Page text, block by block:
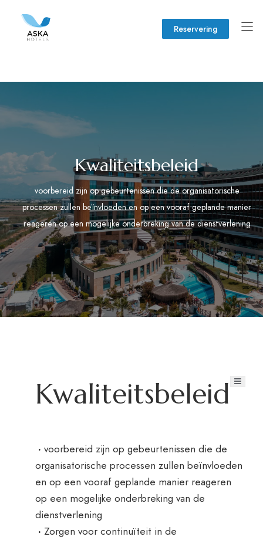
Reservering
Kwaliteitsbeleid
voorbereid zijn op gebeurtenissen die de organisatorische
processen zullen beïnvloeden en op een vooraf geplande manier
reageren op een mogelijke onderbreking van de dienstverlening
Kwaliteitsbeleid
· voorbereid zijn op gebeurtenissen die de
organisatorische processen zullen beïnvloeden
en op een vooraf geplande manier reageren
op een mogelijke onderbreking van de
dienstverlening
· Zorgen voor continuïteit in de
Just In Beach​
Over Ons
Boeking
Reservering (0242) 320 57 00